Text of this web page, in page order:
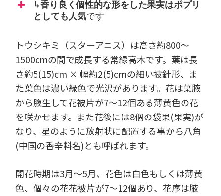
↳香り良く個性的な形をした果実はポプリ
としても人気です
トウシキミ（スターアニス）は高さ約800～
1500cmの間で成長する常緑高木です。葉は長
さ約5(15)cm × 幅約2(5)cmの細い披針形、ま
た葉色は濃い緑色で光沢があります。花は葉腋
から腋生して花被片が7～12個ある薄黄色の花
を咲かせます。また花後には8個の袋果(果実)が
なり、星のように放射状に配置する事から八角
(中国の香辛料名)とも呼ばれます。
開花時期は3月～5月、花色は白色もしくは薄黄
色、個々の花花被片が7～12個あり、花序は腋